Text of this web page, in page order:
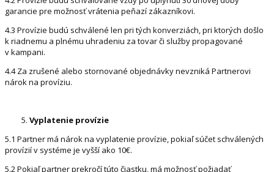
garancie pre možnosť vrátenia peňazí zákazníkovi.
4.3 Provízie budú schválené len pri tých konverziách, pri ktorých došlo
k riadnemu a plnému uhradeniu za tovar či služby propagované
v kampani.
4.4 Za zrušené alebo stornované objednávky nevzniká Partnerovi
nárok na províziu.
Vyplatenie provízie
5.1 Partner má nárok na vyplatenie provízie, pokiaľ súčet schválených
provízií v systéme je vyšší ako 10€.
5.2 Pokiaľ partner prekročí túto čiastku, má možnosť požiadať